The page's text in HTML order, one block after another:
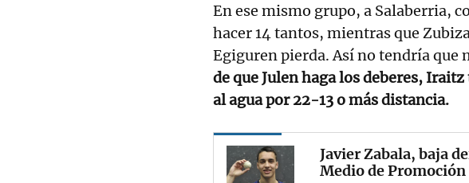
En ese mismo grupo, a Salaberria,
hacer 14 tantos, mientras que
Egiguren pierda. Así no tendría que
de que Julen haga los deberes,
al agua por 22-13 o más distancia.
Javier Zabala, baja
Medio de Promoción